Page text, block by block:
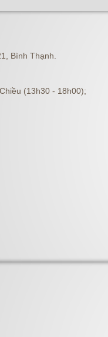
Bình Thạnh.
(13h30 - 18h00);